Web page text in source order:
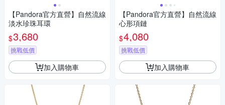
【Pandora官方直營】自然流線
淡水珍珠耳環
$3,680
挑戰低價
加入購物車
【Pandora官方直營】自然流線
心形項鏈
$4,080
挑戰低價
加入購物車